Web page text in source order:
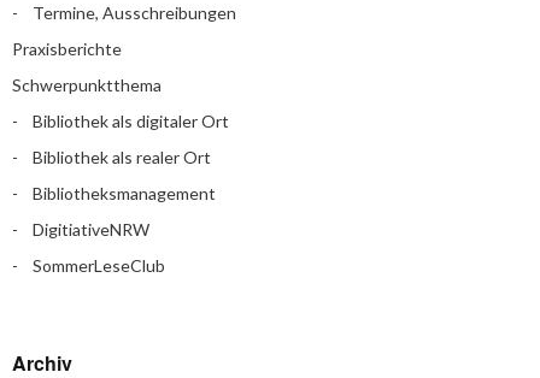
Termine, Ausschreibungen
Praxisberichte
Schwerpunktthema
Bibliothek als digitaler Ort
Bibliothek als realer Ort
Bibliotheksmanagement
DigitiativeNRW
SommerLeseClub
Archiv